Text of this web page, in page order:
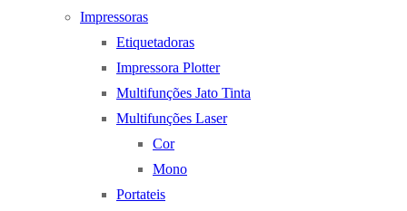
Impressoras
Etiquetadoras
Impressora Plotter
Multifunções Jato Tinta
Multifunções Laser
Cor
Mono
Portateis